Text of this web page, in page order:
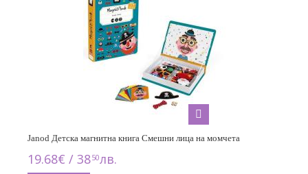
Janod Детска магнитна книга Смешни лица на момчета
19.68€ / 3850лв.